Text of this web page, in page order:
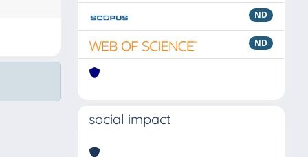
ND
ND
social impact